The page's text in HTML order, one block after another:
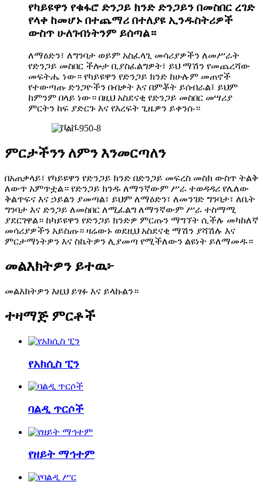
የካይዩዋን የቁፋሮ ድንጋይ ክንድ ድንጋይን በመስበር ረገድ
የላቀ ከመሆኑ በተጨማሪ በተለያዩ ኢንዱስትሪዎች
ውስጥ ሁለገብነትንም ይሰጣል።
ለማዕድን፣ ለግንባታ ወይም አስፈላጊ መሳሪያዎችን ለመሥራት
የድንጋይ መስበር ችሎታ ቢያስፈልግዎት፣ ይህ ማሽን የመጨረሻው
መፍትሔ ነው። የካይዩዋን የድንጋይ ክንድ ከሁሉም መጠኖች
የተውጣጡ ድንጋዮችን በብቃት እና በምቾት ይሰብራል፤ ይህም
ከምንም በላይ ነው። በዚህ አስደናቂ የድንጋይ መስበር መሣሪያ
ምርትን ከፍ ያድርጉ እና የእረፍት ጊዜዎን ይቀንሱ።
ምርታችንን ለምን እንመርጣለን
በአጠቃላይ፣ የካይዩዋን የድንጋይ ክንድ በድንጋይ መፍረስ መስክ ውስጥ ትልቅ
ለውጥ አምጥቷል። የድንጋይ ክንዱ ለማንኛውም ሥራ ተወዳዳሪ የሌለው
ቅልጥፍና እና ኃይልን ያመጣል፣ ይህም ለማዕድን፣ ለመንገድ ግንባታ፣ ለቤት
ግንባታ እና ድንጋይ ለመስበር ለሚፈልግ ለማንኛውም ሥራ ተስማሚ
ያደርገዋል። ከካይዩዋን የድንጋይ ክንድዎ ምርጡን ማግኘት ሲችሉ መካከለኛ
መሳሪያዎችን አይስጡ። ዛሬውኑ ወደዚህ አስደናቂ ማሽን ያሻሽሉ እና
ምርታማነትዎን እና ስኬትዎን ሊያመጣ የሚችለውን ልዩነት ይለማመዱ።
መልእክትዎን ይተዉ፦
መልእክትዎን እዚህ ይፃፉ እና ይላኩልን።
ተዛማጅ ምርቶች
የአክሲስ ፒን
ባልዲ ጥርሶች
የዘይት ማኅተም